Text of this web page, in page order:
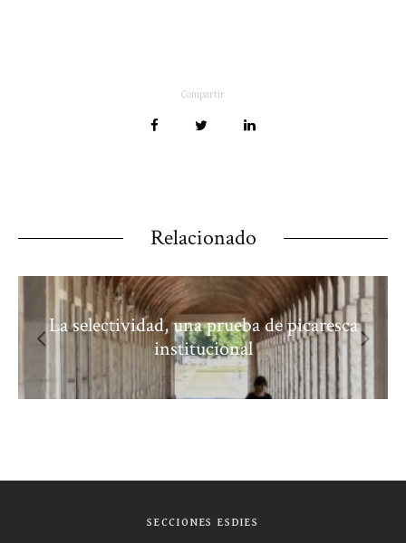
Compartir
Relacionado
Calidad, claridad y libertad
SECCIONES ESDIES